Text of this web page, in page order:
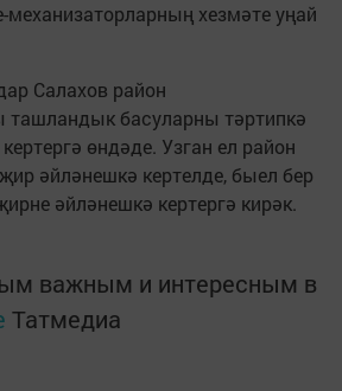
механизаторларның хезмәте уңай
Салахов район
басуларны тәртипкә
өндәде. Узган ел район
әйләнешкә кертелде, быел бер
әйләнешкә кертергә кирәк.
важным и интересным в
Татмедиа